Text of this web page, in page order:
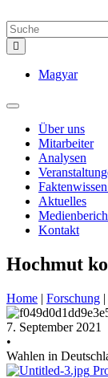
Magyar
Über uns
Mitarbeiter
Analysen
Aktuelles
Kontakt
Hochmut
Home | Forschung |
7. September 2021
•
Wahlen in